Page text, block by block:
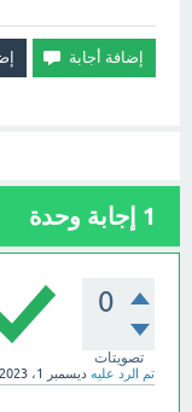
1 إجابة وحدة
0
تصويتات
تم الرد عليه ديسمبر 1، 2023